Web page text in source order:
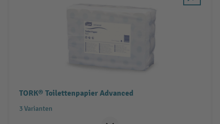
TORK® Toilettenpapier Advanced
3 Varianten